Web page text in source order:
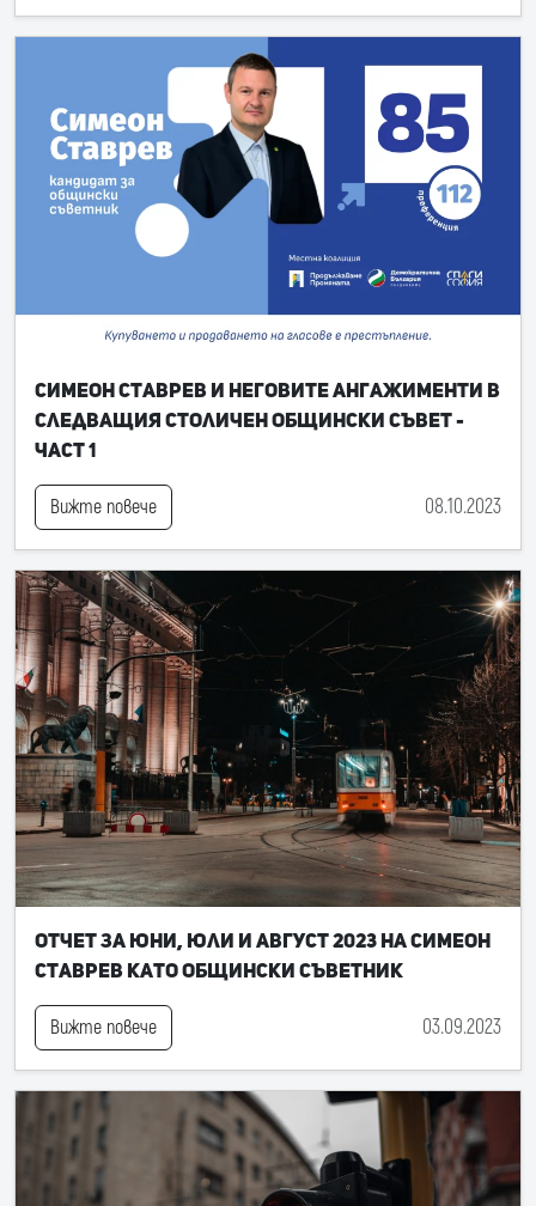
Симеон Ставрев и неговите ангажименти в
следващия Столичен общински съвет -
част 1
Вижте повече 08.10.2023
Отчет за юни, юли и август 2023 на Симеон
Ставрев като общински съветник
Вижте повече 03.09.2023